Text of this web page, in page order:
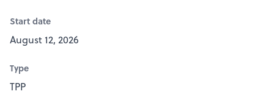
Start date
August 12, 2026
Type
TPP